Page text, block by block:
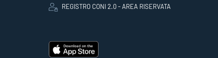
REGISTRO CONI 2.0 - AREA RISERVATA